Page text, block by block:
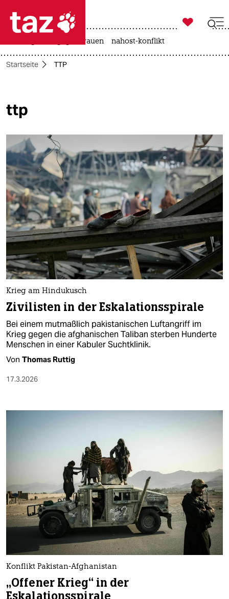

politik
öko
gesellschaft
kultur
sport
berlin
nord
wahrheit
verlag
verlag
veranstaltungen
shop
fragen & hilfe

taz zahl ich
gewalt gegen frauen nahost-konflikt
Startseite TTP
ttp
Krieg am Hindukusch
Zivilisten in der Eskalationsspirale
Bei einem mutmaßlich pakistanischen Luftangriff im
Krieg gegen die afghanischen Taliban sterben Hunderte
Menschen in einer Kabuler Suchtklinik.
Von Thomas Ruttig
17.3.2026
Konflikt Pakistan-Afghanistan
„Offener Krieg“ in der
Eskalationsspirale